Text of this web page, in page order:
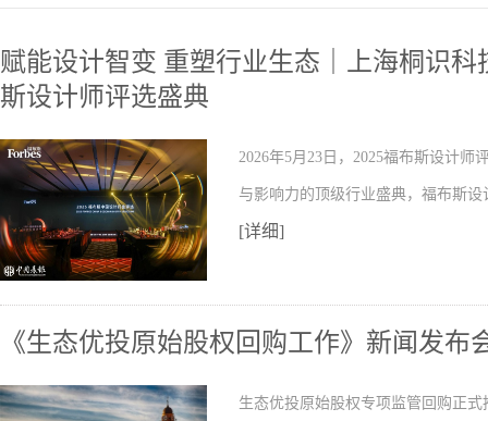
赋能设计智变 重塑行业生态｜上海桐识
斯设计师评选盛典
2026年5月23日，2025福布斯设计
与影响力的顶级行业盛典，福布斯
[详细]
《生态优投原始股权回购工作》新闻发布
生态优投原始股权专项监管回购正